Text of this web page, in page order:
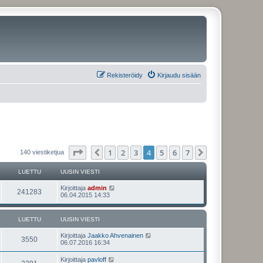
Kirjaudu sisään
Rekisteröidy
140 viestiketjua Sivu 7Edellinen
1 2 3 4 5 6 7
LUETTU UUSIN VIESTI
241283
u
t
U
u
i
v
i
e
s
t
Kirjoittaja admin
06.04.2015 14:33
LUETTU UUSIN VIESTI
3550L
u
U
u
Kirjoittaja Jaakko Ahvenainen
06.07.2016 16:34
U
Kirjoittaja pavloff